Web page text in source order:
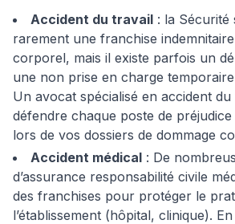
Accident du travail : la Sécurité
rarement une franchise
corporel, mais il existe parfois un
une non prise en charge
Un avocat spécialisé en accident
défendre chaque poste de
lors de vos dossiers de dommage
Accident médical : De
d’assurance responsabilité civile
des franchises pour protéger le
l’établissement (hôpital, clinique).